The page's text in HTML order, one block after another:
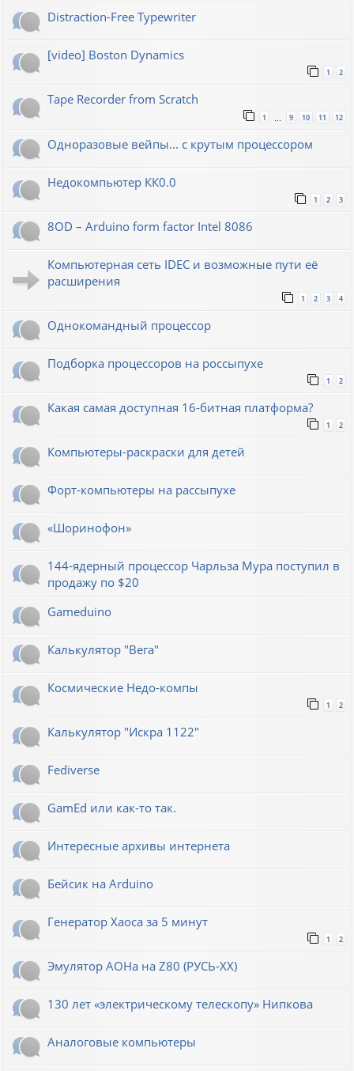
Distraction-Free Typewriter
[video] Boston Dynamics
1 2
Tape Recorder from Scratch
1 9 10 11 12
Одноразовые вейпы... с крутым процессором
Недокомпьютер КК0.0
1 2 3
8OD – Arduino form factor Intel 8086
Компьютерная сеть IDEC и возможные пути её
расширения
1 2 3 4
Однокомандный процессор
Подборка процессоров на россыпухе
1 2
Какая самая доступная 16-битная платформа?
1 2
Компьютеры-раскраски для детей
Форт-компьютеры на рассыпухе
«Шоринофон»
144-ядерный процессор Чарльза Мура поступил в
продажу по $20
Gameduino
Калькулятор "Вега"
Космические Недо-компы
1 2
Калькулятор "Искра 1122"
Fediverse
GamEd или как-то так.
Интересные архивы интернета
Бейсик на Arduino
Генератор Хаоса за 5 минут
1 2
Эмулятор АОНа на Z80 (РУСЬ-XX)
130 лет «электрическому телескопу» Нипкова
Аналоговые компьютеры